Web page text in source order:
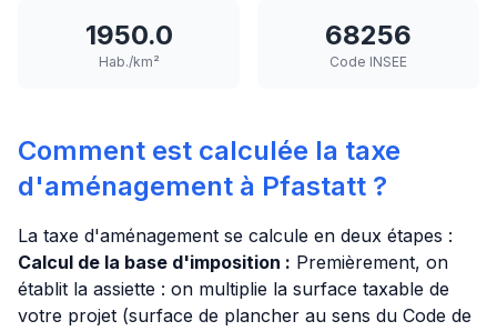
1950.0
Hab./km²
68256
Code INSEE
Comment est calculée la taxe
d'aménagement à Pfastatt ?
La taxe d'aménagement se calcule en deux étapes :
Calcul de la base d'imposition : Premièrement, on
établit la assiette : on multiplie la surface taxable de
votre projet (surface de plancher au sens du Code de